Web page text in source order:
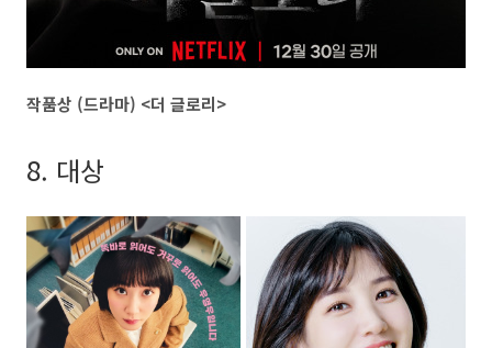
작품상 (드라마) <더 글로리>
8. 대상